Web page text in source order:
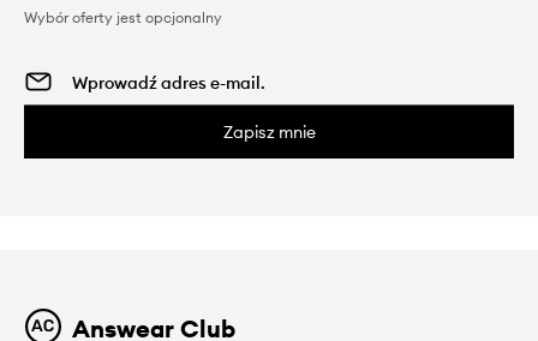
Wybór oferty jest opcjonalny
Zapisz mnie
Answear Club